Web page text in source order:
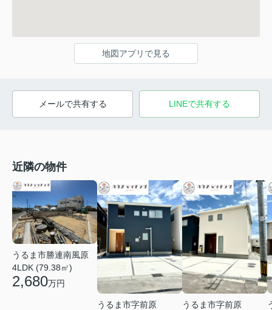
地図アプリで見る
メールで共有する LINEで共有する
近隣の物件
うるま市勝連南風原
4LDK (79.38㎡)
2,680万円
うるま市字前原
うるま市字前原